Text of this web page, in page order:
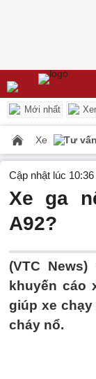
Mới nhất
Xe Tư vấn
Cập nhật lúc
Xe ga
A92?
(VTC News)
khuyến cáo
giúp xe
cháy nổ.